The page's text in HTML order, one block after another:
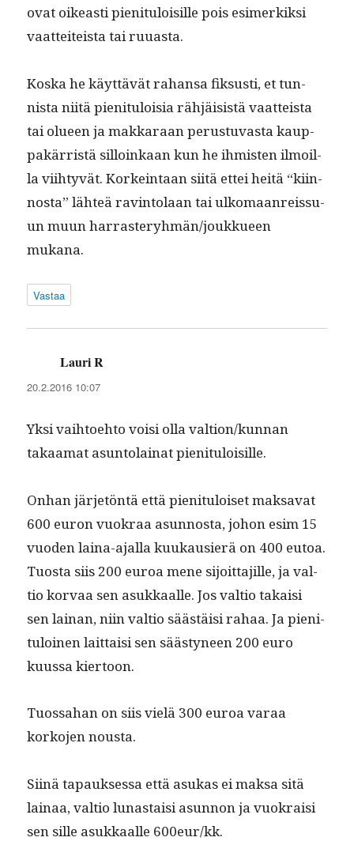
ovat oikeasti pien­i­t­u­loisille pois esimerkik­si
vaat­teit­eista tai ruuasta.
Kos­ka he käyt­tävät rahansa fik­susti, et tun­
nista niitä pien­i­t­u­loisia rähjäi­sistä vaat­teista
tai olueen ja makkaraan perus­tu­vas­ta kaup­
pakär­ristä sil­loinkaan kun he ihmis­ten ilmoil­
la viihtyvät. Korkein­taan siitä ettei heitä “kiin­
nos­ta” lähteä rav­in­to­laan tai ulko­maan­reis­su­
un muun harrasteryhmän/joukkueen
mukana.
Vastaa
Lauri R
20.2.2016 10:07
Yksi vai­h­toe­hto voisi olla valtion/kunnan
takaa­mat asun­to­lainat pienituloisille.
Onhan jär­jetön­tä että pien­i­t­u­loiset mak­sa­vat
600 euron vuokraa asun­nos­ta, johon esim 15
vuo­den laina-ajal­la kuukausierä on 400 eutoa.
Tuos­ta siis 200 euroa mene sijoit­ta­jille, ja val­
tio kor­vaa sen asukkaalle. Jos val­tio takaisi
sen lainan, niin val­tio säästäisi rahaa. Ja pien­i­
t­u­loinen lait­taisi sen säästyneen 200 euro
kuus­sa kiertoon.
Tuos­sa­han on siis vielä 300 euroa varaa
korko­jen nousta.
Siinä tapauk­ses­sa että asukas ei mak­sa sitä
lainaa, val­tio lunas­taisi asun­non ja vuokraisi
sen sille asukkaalle 600eur/kk.